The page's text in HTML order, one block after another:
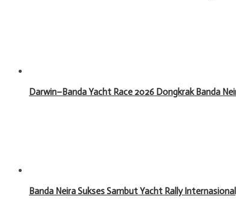
Darwin–Banda Yacht Race 2026 Dongkrak Banda
Banda Neira Sukses Sambut Yacht Rally